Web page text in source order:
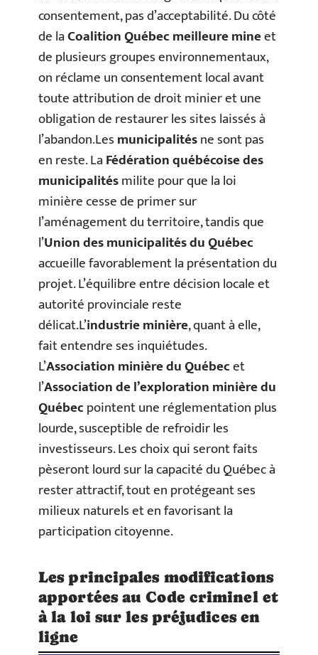
consentement, pas d’acceptabilité. Du côté
de laCoalition Québec meilleure mineet
de plusieurs groupes environnementaux,
on réclame un consentement local avant
toute attribution de droit minier et une
obligation de restaurer les sites laissés à
l’abandon.Lesmunicipalitésne sont pas
en reste. LaFédération québécoise des
municipalitésmilite pour que la loi
minière cesse de primer sur
l’aménagement du territoire, tandis que
l’Union des municipalités du Québec
accueille favorablement la présentation du
projet. L’équilibre entre décision locale et
autorité provinciale reste
délicat.L’industrie minière, quant à elle,
fait entendre ses inquiétudes.
L’Association minière du Québecet
l’Association de l’exploration minière du
Québecpointent une réglementation plus
lourde, susceptible de refroidir les
investisseurs. Les choix qui seront faits
pèseront lourd sur la capacité du Québec à
rester attractif, tout en protégeant ses
milieux naturels et en favorisant la
participation citoyenne.
Les principales modifications
apportées au Code criminel et
à la loi sur les préjudices en
ligne